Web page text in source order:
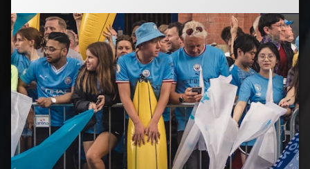
Fitness
Fanynka
fotbalová
móda
Manchester
City
Sky
City
míchají
sport
a
klubový
styl